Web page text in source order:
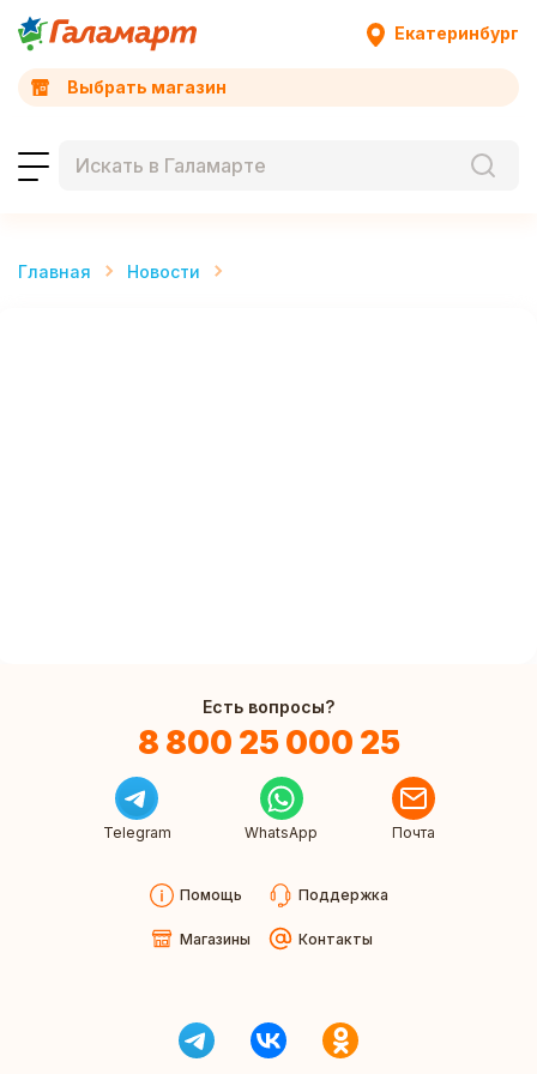
Екатеринбург
Выбрать магазин
Главная Новости
Есть вопросы?
8 800 25 000 25
Telegram WhatsApp Почта
Помощь Поддержка
Магазины Контакты